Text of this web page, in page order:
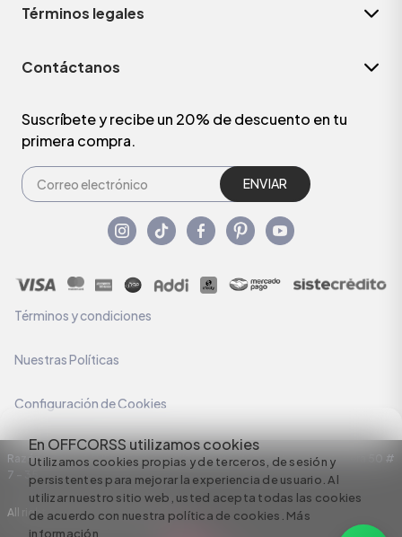
En OFFCORSS utilizamos cookies
Utilizamos cookies propias y de terceros, de sesión y
persistentes para mejorar la experiencia de usuario. Al
utilizar nuestro sitio web, usted acepta todas las cookies
de acuerdo con nuestra política de cookies. Más
información
Términos legales
Contáctanos
Suscríbete y recibe un 20% de descuento en tu
primera compra.
ENVIAR
Términos y condiciones
Nuestras Políticas
Configuración de Cookies
Razón Social: C.I HERMECO S.A. NIT: 890924167-6 Dirección: Carrera 50 #
7 – 35
All rights reserved empowered by